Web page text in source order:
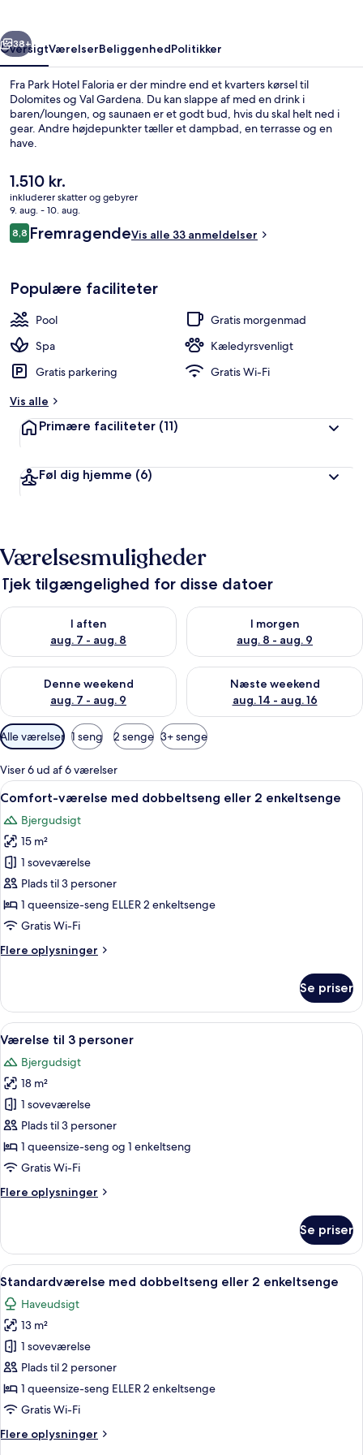
Næste
38+
OversigtVærelserBeliggenhedPolitikker
Fra Park Hotel Faloria er der mindre end et kvarters kørsel til
Dolomites og Val Gardena. Du kan slappe af med en drink i
baren/loungen, og saunaen er et godt bud, hvis du skal helt ned i
gear. Andre højdepunkter tæller et dampbad, en terrasse og en
have.
Den
nuværende
pris
er
1.510 kr.
1.510 kr.
inkluderer skatter og gebyrer
9. aug. - 10. aug.
Anmeldelser
8,88,8 ud af 10.
FremragendeVis alle 33 anmeldelser
Populære faciliteter
Pool
Gratis morgenmad
Spa
Kæledyrsvenligt
Gratis parkering
Gratis Wi-Fi
Vis alle
Primære faciliteter (11)
Føl dig hjemme (6)
Værelsesmuligheder
Tjek tilgængelighed for disse datoer
I aften
aug. 7 - aug. 8
Tjek tilgængelighed for i aften aug. 7 - aug. 8
I morgen
aug. 8 - aug. 9
Tjek tilgængelighed for i
Denne weekend
aug. 7 - aug. 9
Tjek tilgængelighed for denne weekend aug. 7 - aug. 9
Næste weekend
aug. 14 - aug. 16
Tjek tilgængelighed for næste
Tilgængelige
filtre
for
værelser
Alle værelser 1 seng 2 senge 3+ senge
Viser 6 ud af 6 værelser
Indlæs
alle
billeder
af
Comfort-
værelse
med
dobbeltseng
2
Et soveværelse med en
6
Comfort-værelse med dobbeltseng eller 2 enkeltsenge
Bjergudsigt
15 m²
1 soveværelse
Plads til 3 personer
1 queensize-seng ELLER 2 enkeltsenge
Gratis Wi-Fi
Flere oplysninger
Flere
værelse
med
dobbeltseng
2
enkeltsenge
Se priser
Indlæs
alle
billeder
af
Værelse
til
3
personer
Et soveværelse med træloft, seng
6
Værelse til 3 personer
Bjergudsigt
18 m²
1 soveværelse
Plads til 3 personer
1 queensize-seng og 1 enkeltseng
Gratis Wi-Fi
Flere oplysninger
Flere
til
personer
Se priser
Indlæs
alle
billeder
af
Standardværelse
med
dobbeltseng
eller
enkeltsenge
Et hotelværelse med en seng,
5
Standardværelse med dobbeltseng eller 2 enkeltsenge
Haveudsigt
13 m²
1 soveværelse
Plads til 2 personer
1 queensize-seng ELLER 2 enkeltsenge
Gratis Wi-Fi
Flere oplysninger
Flere